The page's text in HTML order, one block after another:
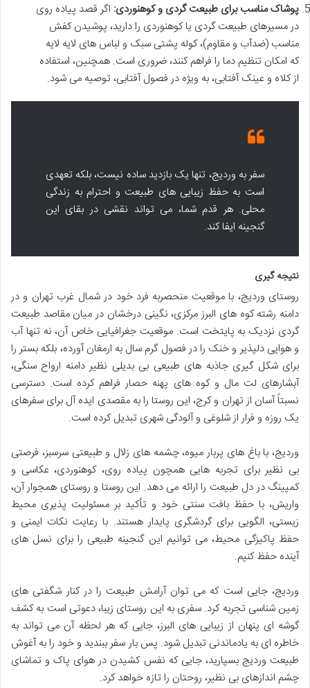
پوشاک مناسب برای طبیعت گردی و کوهنوردی: اگر قصد پیاده روی
در مسیرهای طبیعت گردی یا کوهنوردی را دارید، پوشیدن کفش
مناسب (ضدآب و مقاوم)، کوله پشتی سبک و لباس های لایه لایه
که امکان تنظیم دما را فراهم کنند، ضروری است. همچنین، استفاده
از کلاه و عینک آفتابی، به ویژه در فصول آفتابی، توصیه می شود.
سفر به وردیج، تنها یک بازدید ساده نیست، بلکه تعهدی
است به حفظ زیبایی های طبیعت و احترام به زندگی
محلی. هر قدم شما، می تواند نقشی در بقای این
گنجینه ایفا کند.
نتیجه گیری
روستای وردیج، با موقعیت منحصربه فرد خود در شمال غرب تهران و در
دامنه رشته کوه های البرز مرکزی، نگینی درخشان در میان مقاصد طبیعت
گردی نزدیک به پایتخت است. موقعیت جغرافیایی خاص آن، نه تنها آب
و هوایی دلپذیر و خنک را در فصول گرم سال به ارمغان آورده، بلکه بستر را
برای شکل گیری جاذبه های طبیعی بی بدیلی نظیر دامنه ارواح سنگی،
آبشارهای لت مال و کوه های پهنه حصار فراهم کرده است. دسترسی
نسبتاً آسان از تهران و کرج، این روستا را به مقصدی ایده آل برای سفرهای
یک روزه و فرار از شلوغی و آلودگی شهری تبدیل کرده است.
وردیج، با باغ های پربار میوه، چشمه های زلال و طبیعتی سرسبز، فرصتی
بی نظیر برای تجربه هایی همچون پیاده روی، کوهنوردی، عکاسی و
کمپینگ در دل طبیعت را ارائه می دهد. این روستا و روستای همجوار آن،
واریش، با حفظ بافت سنتی خود و تأکید بر مسئولیت پذیری محیط
زیستی، الگویی برای گردشگری پایدار هستند. با رعایت نکات ایمنی و
حفظ پاکیزگی محیط، می توانیم این گنجینه طبیعی را برای نسل های
آینده حفظ کنیم.
وردیج، جایی است که می توان آرامش طبیعت را در کنار شگفتی های
زمین شناسی تجربه کرد. سفری به این روستای زیبا، دعوتی است به کشف
گوشه ای پنهان از زیبایی های البرز، جایی که هر لحظه آن می تواند به
خاطره ای به یادماندنی تبدیل شود. پس بار سفر ببندید و خود را به آغوش
طبیعت وردیج بسپارید، جایی که نفس کشیدن در هوای پاک و تماشای
چشم اندازهای بی نظیر، روحتان را تازه خواهد کرد.